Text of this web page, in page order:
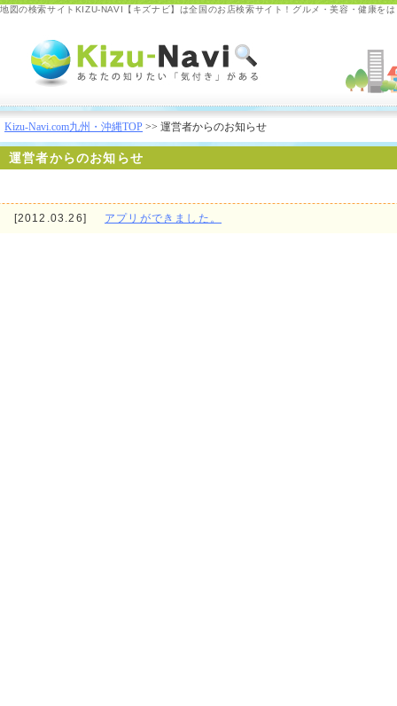
地図の検索サイトKIZU-NAVI【キズナビ】は全国のお店検索サイト！グルメ・美容・健康を
Kizu-Navi.com九州・沖縄TOP >> 運営者からのお知らせ
運営者からのお知らせ
[2012.03.26] アプリができました。